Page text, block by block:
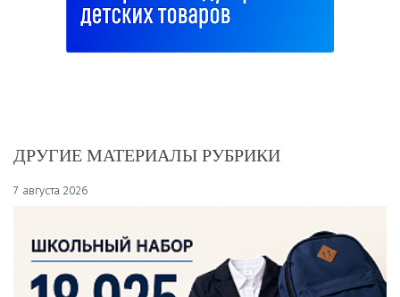
ДРУГИЕ МАТЕРИАЛЫ РУБРИКИ
7 августа 2026